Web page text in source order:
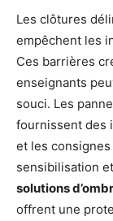
Les clôtures
empêchent les
Ces barrières
enseignants
souci. Les
fournissent des
et les
sensibilisation
solutions
offrent une